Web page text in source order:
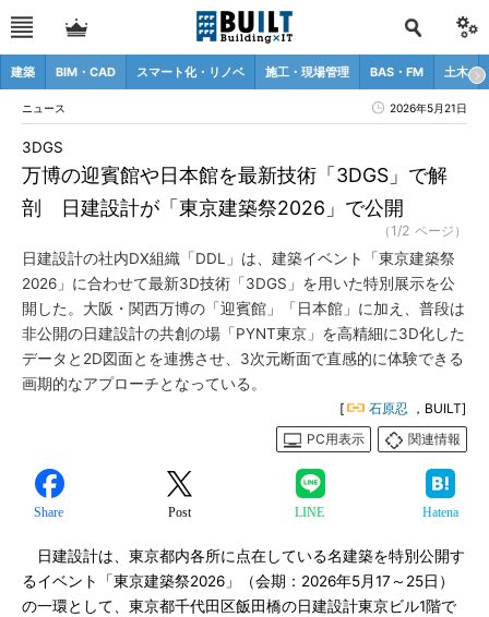
建築 BIM・CAD スマート化・リノベ 施工・現場管理 BAS・FM 土木
ニュース 2026年5月21日
万博の迎賓館や日本館を最新技術「3DGS」で解
剖 日建設計が「東京建築祭2026」で公開
3DGS
（1/2 ページ）
日建設計の社内DX組織「DDL」は、建築イベント「東京建築祭
2026」に合わせて最新3D技術「3DGS」を用いた特別展示を公
開した。大阪・関西万博の「迎賓館」「日本館」に加え、普段は
非公開の日建設計の共創の場「PYNT東京」を高精細に3D化した
データと2D図面とを連携させ、3次元断面で直感的に体験できる
画期的なアプローチとなっている。
[ 石原忍 ，BUILT]
PC用表示
関連情報
Share Post LINE Hatena
日建設計は、東京都内各所に点在している名建築を特別公開す
るイベント「東京建築祭2026」（会期：2026年5月17～25日）
の一環として、東京都千代田区飯田橋の日建設計東京ビル1階で